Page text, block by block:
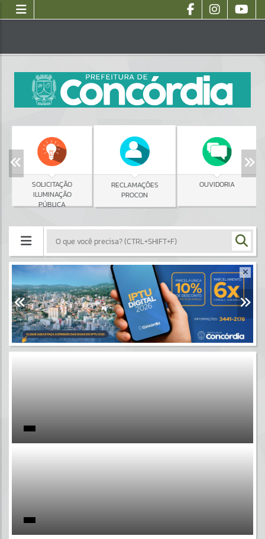
SOLICITAÇÃO
ILUMINAÇÃO
PÚBLICA
RECLAMAÇÕES
PROCON
OUVIDORIA
Portais
Por favor, aguarde...
Por favor, aguarde...